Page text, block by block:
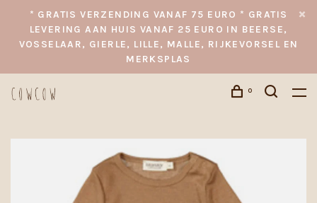
* GRATIS VERZENDING VANAF 75 EURO * GRATIS
LEVERING AAN HUIS VANAF 25 EURO IN BEERSE,
VOSSELAAR, GIERLE, LILLE, MALLE, RIJKEVORSEL EN
MERKSPLAS
0